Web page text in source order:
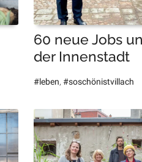
60 neue Jobs
der Innenstadt
#leben, #soschönistvillach